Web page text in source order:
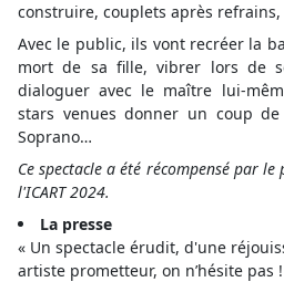
construire, couplets après
Avec le public, ils vont recréer la
mort de sa fille, vibrer lors de
dialoguer avec le maître lui-
stars venues donner un coup
Soprano…
Ce spectacle a été récompensé par
l'ICART 2024.
La presse
« Un spectacle érudit, d'une
artiste prometteur, on n’hésite pas